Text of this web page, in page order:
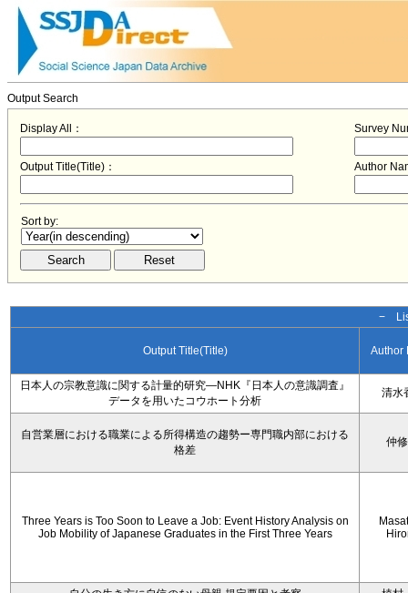
Output Search
Display All： Survey
Output Title(Title)： Author
Sort by:
−
Output Title(Title) Author
日本人の宗教意識に関する計量的研究―NHK『日本人の意識調査』
データを用いたコウホート分析
清水
自営業層における職業による所得構造の趨勢ー専門職内部における
格差
仲
Three Years is Too Soon to Leave a Job: Event History Analysis on
Job Mobility of Japanese Graduates in the First Three Years